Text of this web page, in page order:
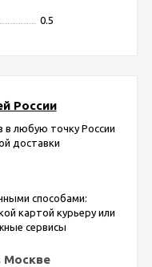
0.5
России
в любую точку России
доставки
способами:
картой курьеру или
сервисы
Москве